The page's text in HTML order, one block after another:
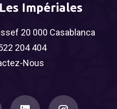
Impériales
20 000 Casablanca
204 404
Nous